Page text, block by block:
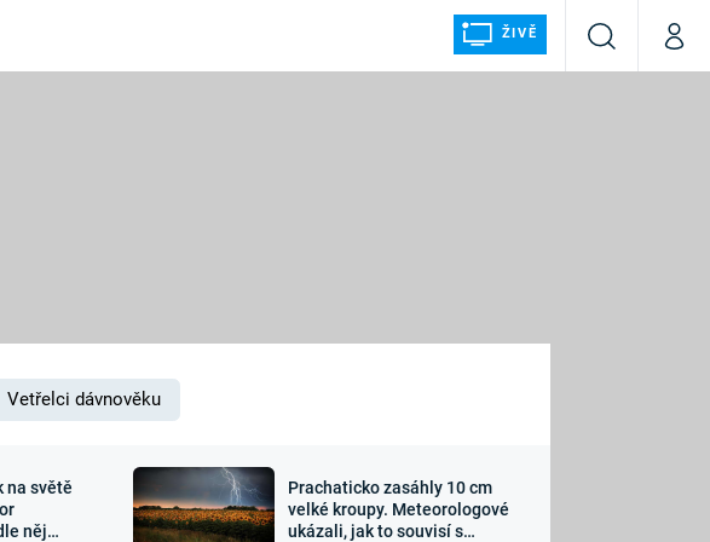
ŽIVĚ
VyhledáváníMůj
Zajímavosti Sledujte nás
Vetřelci dávnověku
na světě
něj
Prachaticko zasáhly 10 cm
velké kroupy. Meteorologové
ukázali, jak to souvisí s